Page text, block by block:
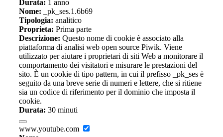
Durata: 1 anno
Nome: _pk_ses.1.6b69
Tipologia: analitico
Proprieta: Prima parte
Descrizione: Questo nome di cookie è associato alla
piattaforma di analisi web open source Piwik. Viene
utilizzato per aiutare i proprietari di siti Web a monitorare il
comportamento dei visitatori e misurare le prestazioni del
sito. È un cookie di tipo pattern, in cui il prefisso _pk_ses è
seguito da una breve serie di numeri e lettere, che si ritiene
sia un codice di riferimento per il dominio che imposta il
cookie.
Durata: 30 minuti
www.youtube.com